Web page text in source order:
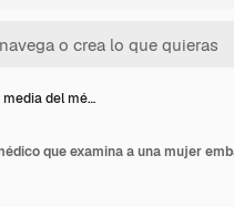
del mé…
que examina a una mujer